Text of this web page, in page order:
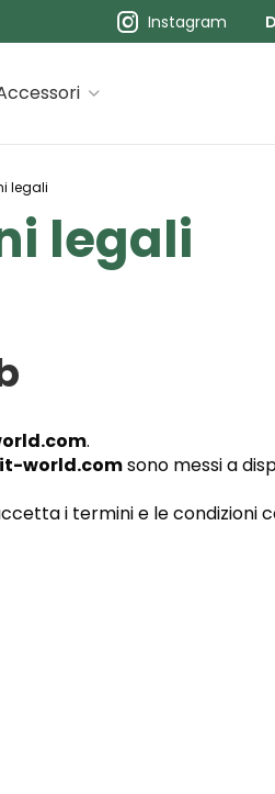
Instagram
legali
legali
.
world.comsono messi a
i termini e le condizioni